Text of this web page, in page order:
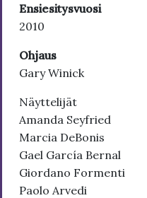
Ensiesitysvuosi
2010
Ohjaus
Gary Winick
Näyttelijät
Amanda Seyfried
Marcia DeBonis
Gael García Bernal
Giordano Formenti
Paolo Arvedi